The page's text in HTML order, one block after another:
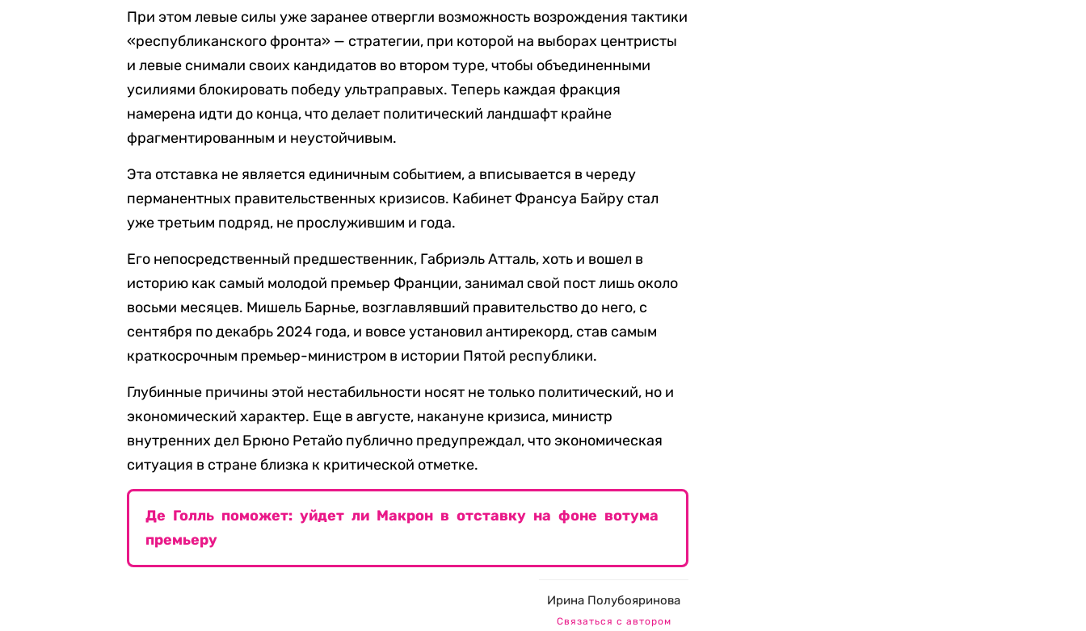
При этом левые силы уже заранее отвергли возможность возрождения тактики
«республиканского фронта» — стратегии, при которой на выборах центристы
и левые снимали своих кандидатов во втором туре, чтобы объединенными
усилиями блокировать победу ультраправых. Теперь каждая фракция
намерена идти до конца, что делает политический ландшафт крайне
фрагментированным и неустойчивым.
Эта отставка не является единичным событием, а вписывается в череду
перманентных правительственных кризисов. Кабинет Франсуа Байру стал
уже третьим подряд, не прослужившим и года.
Его непосредственный предшественник, Габриэль Атталь, хоть и вошел в
историю как самый молодой премьер Франции, занимал свой пост лишь около
восьми месяцев. Мишель Барнье, возглавлявший правительство до него, с
сентября по декабрь 2024 года, и вовсе установил антирекорд, став самым
краткосрочным премьер-министром в истории Пятой республики.
Глубинные причины этой нестабильности носят не только политический, но и
экономический характер. Еще в августе, накануне кризиса, министр
внутренних дел Брюно Ретайо публично предупреждал, что экономическая
ситуация в стране близка к критической отметке.
Де Голль поможет: уйдет ли Макрон в отставку на фоне вотума
премьеру
Ирина Полубояринова
Связаться с автором